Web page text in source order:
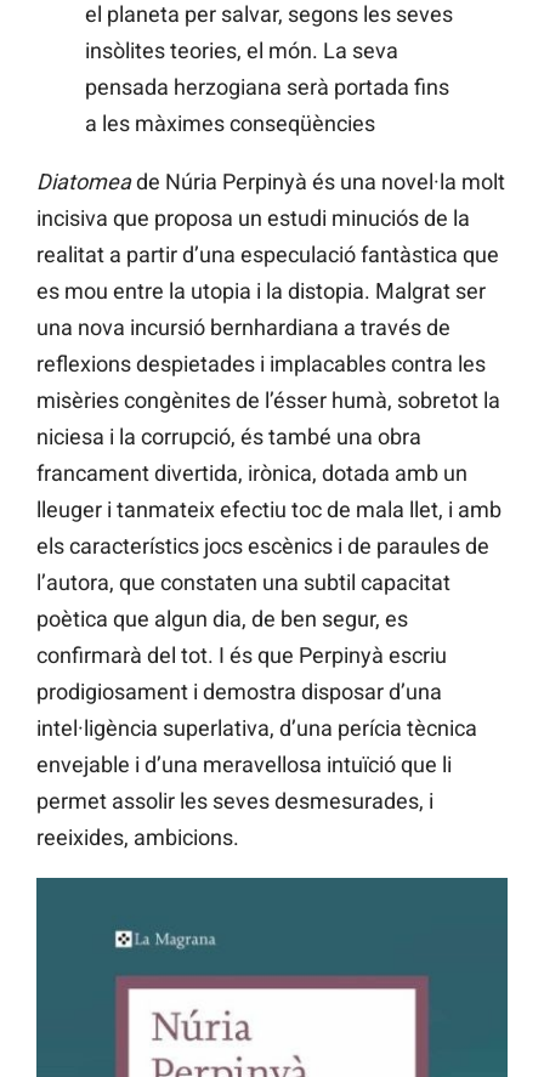
el planeta per salvar, segons les seves
insòlites teories, el món. La seva
pensada herzogiana serà portada fins
a les màximes conseqüències
Diatomeade Núria Perpinyà és una novel·la molt
incisiva que proposa un estudi minuciós de la
realitat a partir d’una especulació fantàstica que
es mou entre la utopia i la distopia. Malgrat ser
una nova incursió bernhardiana a través de
reflexions despietades i implacables contra les
misèries congènites de l’ésser humà, sobretot la
niciesa i la corrupció, és també una obra
francament divertida, irònica, dotada amb un
lleuger i tanmateix efectiu toc de mala llet, i amb
els característics jocs escènics i de paraules de
l’autora, que constaten una subtil capacitat
poètica que algun dia, de ben segur, es
confirmarà del tot. I és que Perpinyà escriu
prodigiosament i demostra disposar d’una
intel·ligència superlativa, d’una perícia tècnica
envejable i d’una meravellosa intuïció que li
permet assolir les seves desmesurades, i
reeixides, ambicions.